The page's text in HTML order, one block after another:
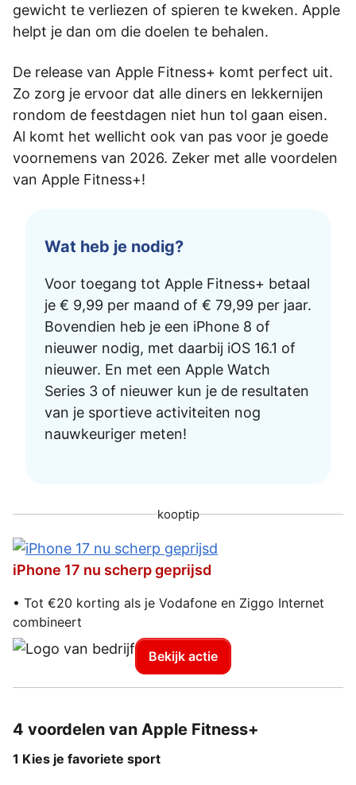
gewicht te verliezen of spieren te kweken. Apple
helpt je dan om die doelen te behalen.
De release van Apple Fitness+ komt perfect uit.
Zo zorg je ervoor dat alle diners en lekkernijen
rondom de feestdagen niet hun tol gaan eisen.
Al komt het wellicht ook van pas voor je goede
voornemens van 2026. Zeker met alle voordelen
van Apple Fitness+!
Wat heb je nodig?
Voor toegang tot Apple Fitness+ betaal
je € 9,99 per maand of € 79,99 per jaar.
Bovendien heb je een iPhone 8 of
nieuwer nodig, met daarbij iOS 16.1 of
nieuwer. En met een Apple Watch
Series 3 of nieuwer kun je de resultaten
van je sportieve activiteiten nog
nauwkeuriger meten!
kooptip
iPhone 17 nu scherp geprijsd
• Tot €20 korting als je Vodafone en Ziggo Internet
combineert
Bekijk actie
4 voordelen van Apple Fitness+
1 Kies je favoriete sport